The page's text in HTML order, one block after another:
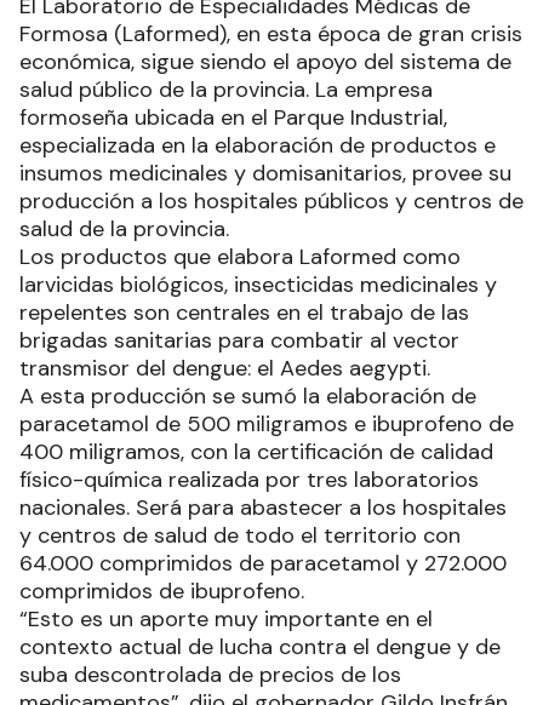
Formosa (Laformed), en esta época de gran crisis
económica, sigue siendo el apoyo del sistema de
salud público de la provincia. La empresa
formoseña ubicada en el Parque Industrial,
especializada en la elaboración de productos e
insumos medicinales y domisanitarios, provee su
producción a los hospitales públicos y centros de
salud de la provincia.
Los productos que elabora Laformed como
larvicidas biológicos, insecticidas medicinales y
repelentes son centrales en el trabajo de las
brigadas sanitarias para combatir al vector
transmisor del dengue: el Aedes aegypti.
A esta producción se sumó la elaboración de
paracetamol de 500 miligramos e ibuprofeno de
400 miligramos, con la certificación de calidad
físico-química realizada por tres laboratorios
nacionales. Será para abastecer a los hospitales
y centros de salud de todo el territorio con
64.000 comprimidos de paracetamol y 272.000
comprimidos de ibuprofeno.
“Esto es un aporte muy importante en el
contexto actual de lucha contra el dengue y de
suba descontrolada de precios de los